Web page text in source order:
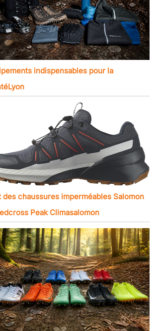
indispensables pour la
des chaussures imperméables Salomon
Peak Climasalomon